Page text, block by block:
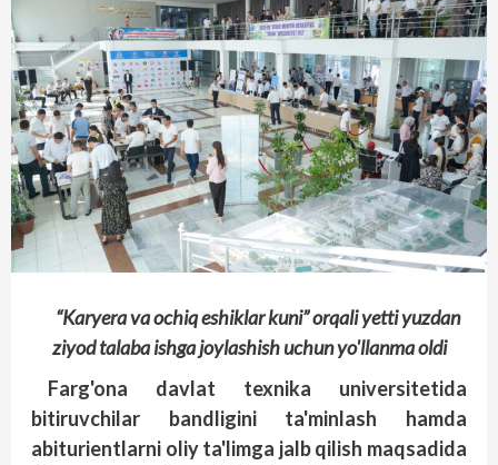
“Karyera va ochiq eshiklar kuni” orqali yetti yuzdan
ziyod talaba ishga joylashish uchun yo'llanma oldi
Farg'ona davlat texnika universitetida
bitiruvchilar bandligini ta'minlash hamda
abiturientlarni oliy ta'limga jalb qilish maqsadida